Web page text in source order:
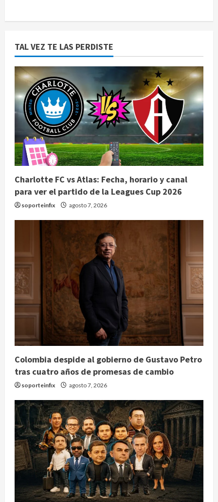
TAL VEZ TE LAS PERDISTE
Charlotte FC vs Atlas: Fecha, horario y canal
para ver el partido de la Leagues Cup 2026
soporteinfix agosto 7, 2026
Colombia despide al gobierno de Gustavo Petro
tras cuatro años de promesas de cambio
soporteinfix agosto 7, 2026